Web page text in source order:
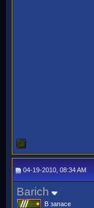
04-19-2010, 08:34 AM
Barich
В запасе